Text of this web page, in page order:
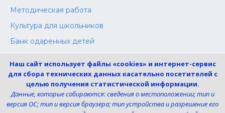
Методическая работа
Культура для школьников
Банк одаренных детей
Независимая оценка
Меры поддержки участников СВО
Наш сайт использует файлы «cookies» и интернет-сервис
для сбора технических данных касательно посетителей с
целью получения статистической информации.
Данные, которые собираются: сведения о местоположении; тип и
версия ОС; тип и версия браузера; тип устройства и разрешение его